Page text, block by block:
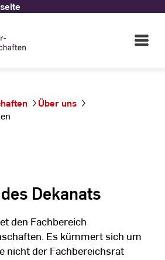
Open
Main
Campus
Über uns
Dekanats
den Fachbereich
Es kümmert sich um
nicht der Fachbereichsrat